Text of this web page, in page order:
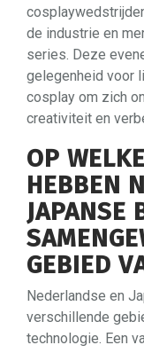
de industrie en
series. Deze
gelegenheid voor
cosplay om zich
creativiteit en
OP
HEBBEN
JAPANSE
GEBIED
Nederlandse en
verschillende
technologie. Een